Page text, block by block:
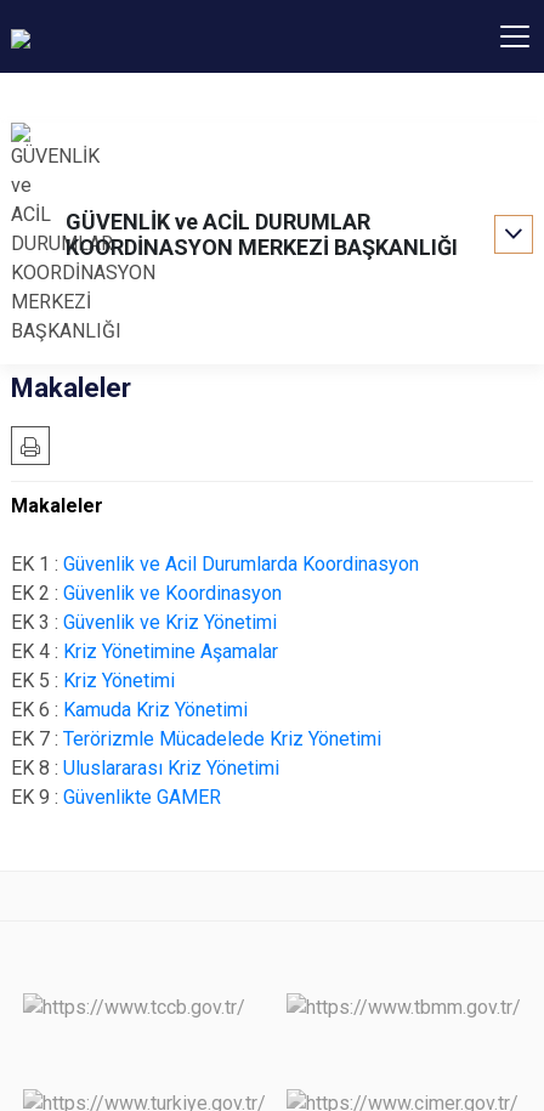
GÜVENLİK ve ACİL DURUMLAR
KOORDİNASYON MERKEZİ BAŞKANLIĞI
Makaleler
Makaleler
EK 1 : Güvenlik ve Acil Durumlarda Koordinasyon
EK 2 : Güvenlik ve Koordinasyon
EK 3 : Güvenlik ve Kriz Yönetimi
EK 4 : Kriz Yönetimine Aşamalar
EK 5 : Kriz Yönetimi
EK 6 : Kamuda Kriz Yönetimi
EK 7 : Terörizmle Mücadelede Kriz Yönetimi
EK 8 : Uluslararası Kriz Yönetimi
EK 9 : Güvenlikte GAMER